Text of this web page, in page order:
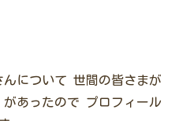
んについて 世間の皆さまが
があったので プロフィール